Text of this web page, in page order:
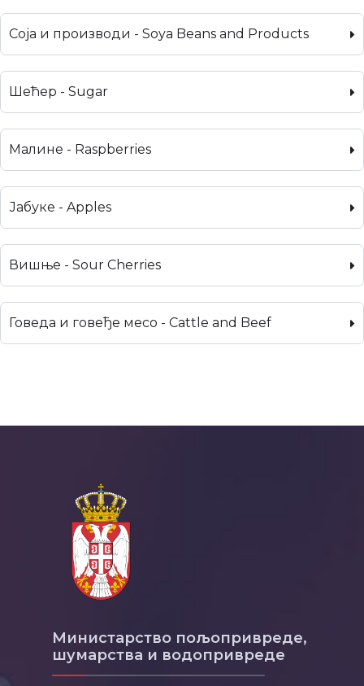
Соја и производи - Soya Beans and Products
Шећер - Sugar
Малине - Raspberries
Јабуке - Apples
Вишње - Sour Cherries
Говеда и говеђе месо - Cattle and Beef
Министарство пољопривреде,
шумарства и водопривреде